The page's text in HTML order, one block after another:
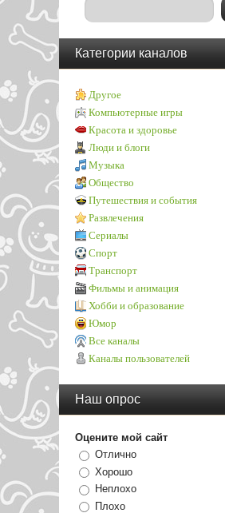
Категории каналов
Другое
Компьютерные игры
Красота и здоровье
Люди и блоги
Музыка
Общество
Путешествия и события
Развлечения
Сериалы
Спорт
Транспорт
Фильмы и анимация
Хобби и образование
Юмор
Все каналы
Каналы пользователей
Наш опрос
Оцените мой сайт
Отлично
Хорошо
Неплохо
Плохо